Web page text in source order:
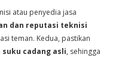
atau penyedia jasa
dan reputasi teknisi
teman. Kedua, pastikan
cadang asli, sehingga